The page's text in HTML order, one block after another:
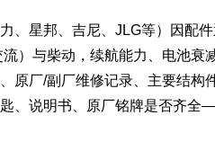
、星邦、吉尼、JLG等）因配
）与柴动，续航能力、电池衰
原厂/副厂维修记录、主要结构
、说明书、原厂铭牌是否齐